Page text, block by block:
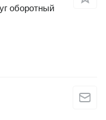
оборотный